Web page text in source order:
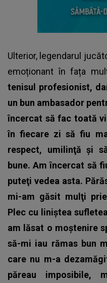
Ulterior, legendarul
emoționant în fața
tenisul profesionist,
un bun ambasador
încercat să fac toată
în fiecare zi să fiu
respect, umilinţă şi
bune. Am încercat să
puteţi vedea asta.
mi-am găsit mulţi
Plec cu liniştea
am lăsat o moştenire
să-mi iau rămas bun
care nu m-a
păreau imposibile,